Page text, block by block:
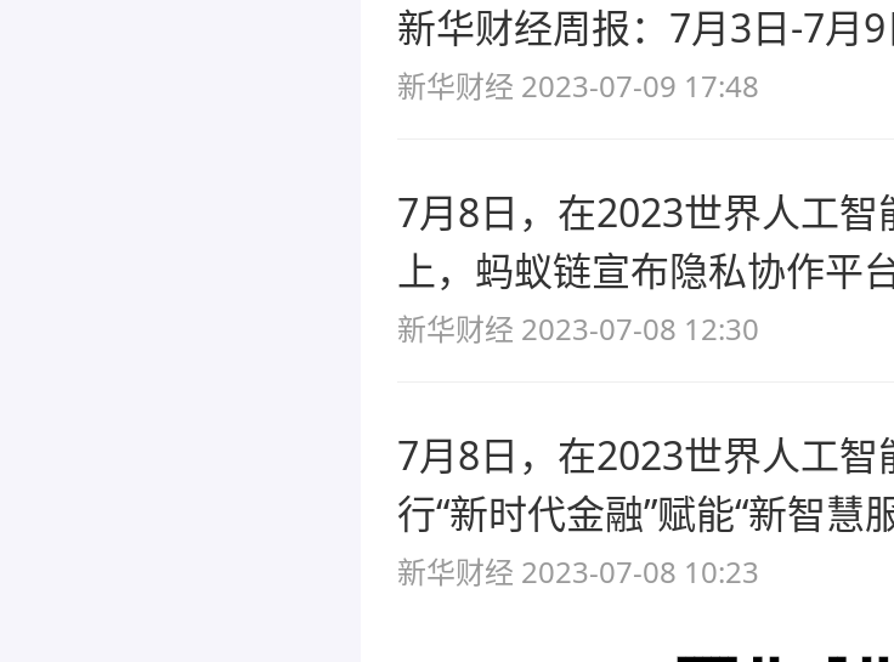
新华财经周报：7月3日-7月9
新华财经 2023-07-09 17:48
7月8日，在2023世界人工智
上，蚂蚁链宣布隐私协作平
入零知识证明（ZKP）为核
后，针对核心架构的重要升
Web3技术领域的持续突破。
新华财经 2023-07-08 12:30
7月8日，在2023世界人工
行“新时代金融”赋能“新智慧
银行党委副书记、行长刘珺
新华财经 2023-07-08 10:23